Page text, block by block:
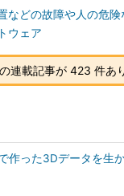
などの故障や人の危
ウェア
連載記事が 423 件あ
作った3Dデータを生